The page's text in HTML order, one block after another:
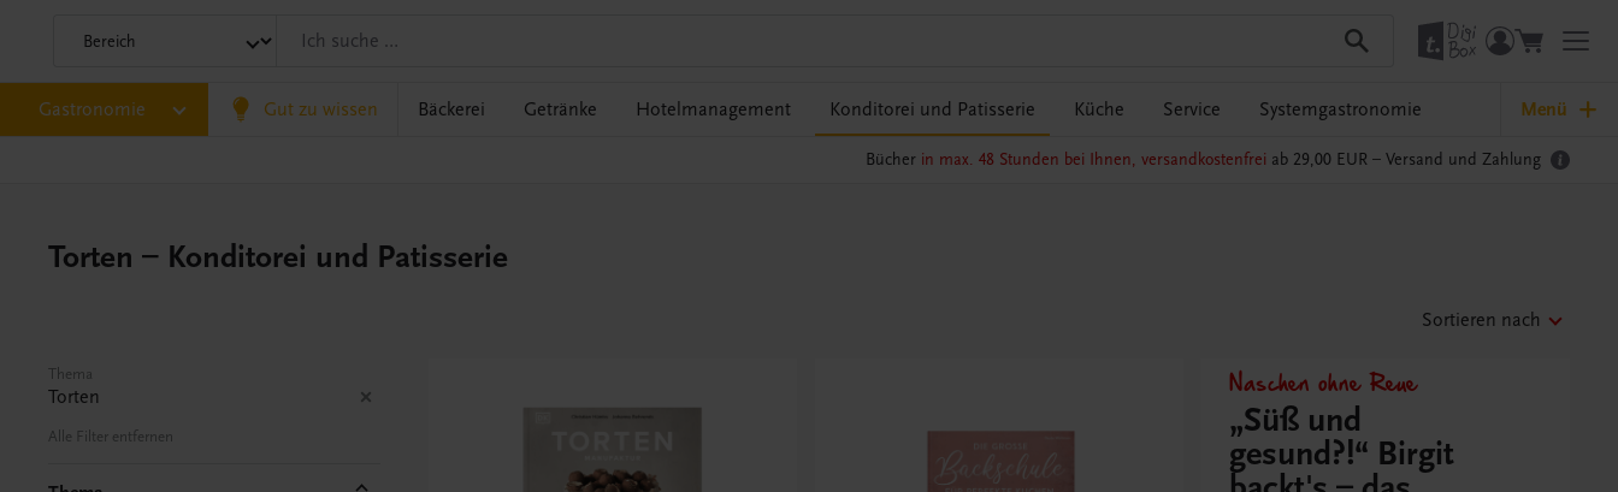
Gastronomie Gut zu wissen Bäckerei Getränke Hotelmanagement Konditorei und Patisserie Küche Service Systemgastronomie Menü
Bücher in max. 48 Stunden bei Ihnen, versandkostenfrei ab 29,00 EUR – Versand und Zahlung
Torten – Konditorei und Patisserie
Sortieren nach
Thema
Torten
Alle Filter entfernen
Naschen ohne Reue
„Süß und
gesund?!“ Birgit